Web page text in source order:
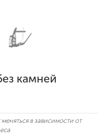
камней
в зависимости от